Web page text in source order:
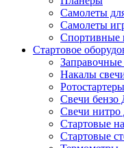
Самолеты
Самолеты
Спортивные
Стартовое
Накалы
Ротостартеры
Свечи
Свечи
Стартовые
Стартовые